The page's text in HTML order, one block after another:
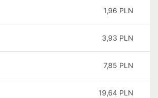
1,96 PLN
3,93 PLN
7,85 PLN
19,64 PLN